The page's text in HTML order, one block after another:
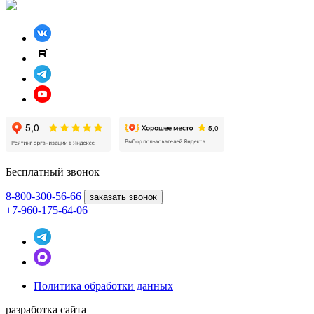
Бесплатный звонок
8-800-300-56-66 заказать звонок
+7-960-175-64-06
Политика обработки данных
разработка сайта